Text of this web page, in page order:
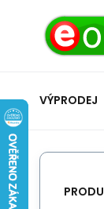
VÝPRODEJ